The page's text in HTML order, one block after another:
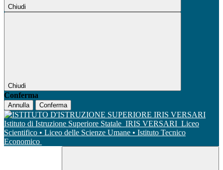
Chiudi
Chiudi
Conferma
Annulla Conferma
Istituto di Istruzione Superiore Statale IRIS VERSARI Liceo
Scientifico • Liceo delle Scienze Umane • Istituto Tecnico
Economico